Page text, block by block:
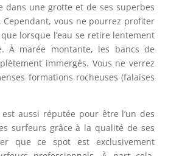
dans une grotte et de ses superbes
Cependant, vous ne pourrez profiter
lorsque l’eau se retire lentement
À marée montante, les bancs de
immergés. Vous ne verrez
formations rocheuses (falaises
est aussi réputée pour être l’un des
surfeurs grâce à la qualité de ses
que ce spot est exclusivement